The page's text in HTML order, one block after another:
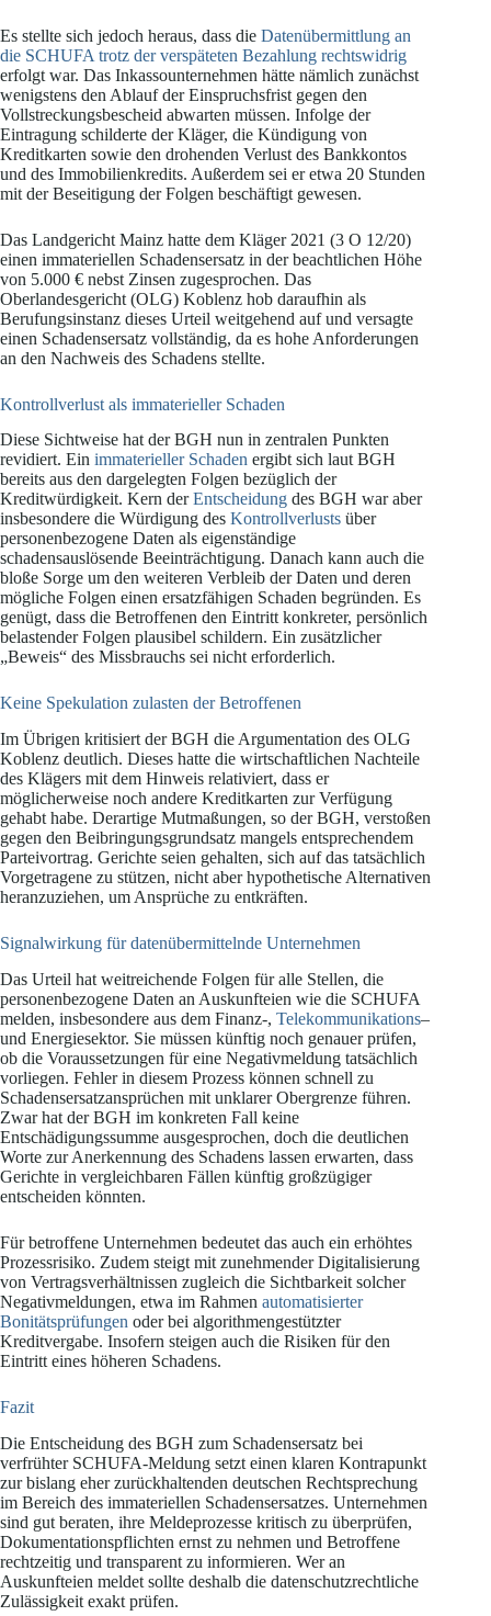
Es stellte sich jedoch heraus, dass die Datenübermittlung an
die SCHUFA trotz der verspäteten Bezahlung rechtswidrig
erfolgt war. Das Inkassounternehmen hätte nämlich zunächst
wenigstens den Ablauf der Einspruchsfrist gegen den
Vollstreckungsbescheid abwarten müssen. Infolge der
Eintragung schilderte der Kläger, die Kündigung von
Kreditkarten sowie den drohenden Verlust des Bankkontos
und des Immobilienkredits. Außerdem sei er etwa 20 Stunden
mit der Beseitigung der Folgen beschäftigt gewesen.
Das Landgericht Mainz hatte dem Kläger 2021 (3 O 12/20)
einen immateriellen Schadensersatz in der beachtlichen Höhe
von 5.000 € nebst Zinsen zugesprochen. Das
Oberlandesgericht (OLG) Koblenz hob daraufhin als
Berufungsinstanz dieses Urteil weitgehend auf und versagte
einen Schadensersatz vollständig, da es hohe Anforderungen
an den Nachweis des Schadens stellte.
Kontrollverlust als immaterieller Schaden
Diese Sichtweise hat der BGH nun in zentralen Punkten
revidiert. Ein immaterieller Schaden ergibt sich laut BGH
bereits aus den dargelegten Folgen bezüglich der
Kreditwürdigkeit. Kern derEntscheidung des BGH war aber
insbesondere die Würdigung des Kontrollverlusts über
personenbezogene Daten als eigenständige
schadensauslösende Beeinträchtigung. Danach kann auch die
bloße Sorge um den weiteren Verbleib der Daten und deren
mögliche Folgen einen ersatzfähigen Schaden begründen. Es
genügt, dass die Betroffenen den Eintritt konkreter, persönlich
belastender Folgen plausibel schildern. Ein zusätzlicher
„Beweis“ des Missbrauchs sei nicht erforderlich.
Keine Spekulation zulasten der Betroffenen
Im Übrigen kritisiert der BGH die Argumentation des OLG
Koblenz deutlich. Dieses hatte die wirtschaftlichen Nachteile
des Klägers mit dem Hinweis relativiert, dass er
möglicherweise noch andere Kreditkarten zur Verfügung
gehabt habe. Derartige Mutmaßungen, so der BGH, verstoßen
gegen den Beibringungsgrundsatz mangels entsprechendem
Parteivortrag. Gerichte seien gehalten, sich auf das tatsächlich
Vorgetragene zu stützen, nicht aber hypothetische Alternativen
heranzuziehen, um Ansprüche zu entkräften.
Signalwirkung für datenübermittelnde Unternehmen
Das Urteil hat weitreichende Folgen für alle Stellen, die
personenbezogene Daten an Auskunfteien wie die SCHUFA
melden, insbesondere aus dem Finanz-, Telekommunikations–
und Energiesektor. Sie müssen künftig noch genauer prüfen,
ob die Voraussetzungen für eine Negativmeldung tatsächlich
vorliegen. Fehler in diesem Prozess können schnell zu
Schadensersatzansprüchen mit unklarer Obergrenze führen.
Zwar hat der BGH im konkreten Fall keine
Entschädigungssumme ausgesprochen, doch die deutlichen
Worte zur Anerkennung des Schadens lassen erwarten, dass
Gerichte in vergleichbaren Fällen künftig großzügiger
entscheiden könnten.
Für betroffene Unternehmen bedeutet das auch ein erhöhtes
Prozessrisiko. Zudem steigt mit zunehmender Digitalisierung
von Vertragsverhältnissen zugleich die Sichtbarkeit solcher
Negativmeldungen, etwa im Rahmen automatisierter
Bonitätsprüfungen oder bei algorithmengestützter
Kreditvergabe. Insofern steigen auch die Risiken für den
Eintritt eines höheren Schadens.
Fazit
Die Entscheidung des BGH zum Schadensersatz bei
verfrühter SCHUFA-Meldung setzt einen klaren Kontrapunkt
zur bislang eher zurückhaltenden deutschen Rechtsprechung
im Bereich des immateriellen Schadensersatzes. Unternehmen
sind gut beraten, ihre Meldeprozesse kritisch zu überprüfen,
Dokumentationspflichten ernst zu nehmen und Betroffene
rechtzeitig und transparent zu informieren. Wer an
Auskunfteien meldet sollte deshalb die datenschutzrechtliche
Zulässigkeit exakt prüfen.